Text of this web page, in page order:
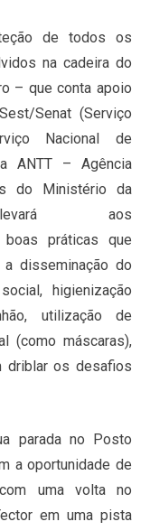
de todos os
na cadeira do
– que conta apoio
Senat (Serviço
Nacional de
ANTT – Agência
do Ministério da
aos
boas práticas que
disseminação do
higienização
utilização de
(como máscaras),
driblar os desafios
parada no Posto
a oportunidade de
uma volta no
em uma pista